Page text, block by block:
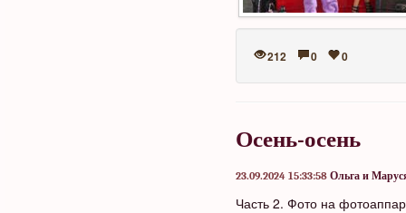
212 0 0
Осень-осень
23.09.2024 15:33:58 Ольга и
Часть 2. Фото на